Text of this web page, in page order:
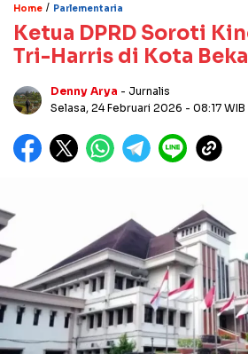
Home / Parlementaria
Ketua DPRD Soroti
Tri-Harris di Kota
Denny Arya - Jurnalis
Selasa, 24 Februari 2026 - 08:17 WIB